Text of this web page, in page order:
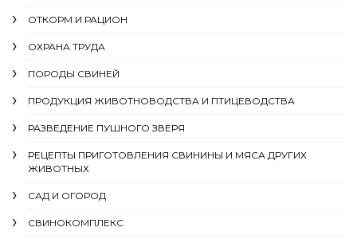
ОТКОРМ И РАЦИОН
ОХРАНА ТРУДА
ПОРОДЫ СВИНЕЙ
ПРОДУКЦИЯ ЖИВОТНОВОДСТВА И ПТИЦЕВОДСТВА
РАЗВЕДЕНИЕ ПУШНОГО ЗВЕРЯ
РЕЦЕПТЫ ПРИГОТОВЛЕНИЯ СВИНИНЫ И МЯСА ДРУГИХ
ЖИВОТНЫХ
САД И ОГОРОД
СВИНОКОМПЛЕКС